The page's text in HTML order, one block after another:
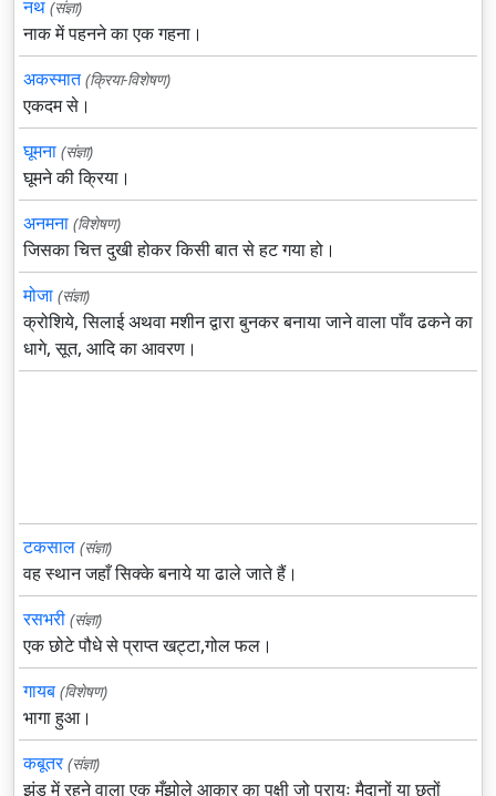
नथ (संज्ञा)
नाक में पहनने का एक गहना।
अकस्मात (क्रिया-विशेषण)
एकदम से।
घूमना (संज्ञा)
घूमने की क्रिया।
अनमना (विशेषण)
जिसका चित्त दुखी होकर किसी बात से हट गया हो।
मोजा (संज्ञा)
क्रोशिये, सिलाई अथवा मशीन द्वारा बुनकर बनाया जाने वाला पाँव ढकने का
धागे, सूत, आदि का आवरण।
टकसाल (संज्ञा)
वह स्थान जहाँ सिक्के बनाये या ढाले जाते हैं।
रसभरी (संज्ञा)
एक छोटे पौधे से प्राप्त खट्टा,गोल फल।
गायब (विशेषण)
भागा हुआ।
कबूतर (संज्ञा)
झुंड में रहने वाला एक मँझोले आकार का पक्षी जो प्रायः मैदानों या छतों